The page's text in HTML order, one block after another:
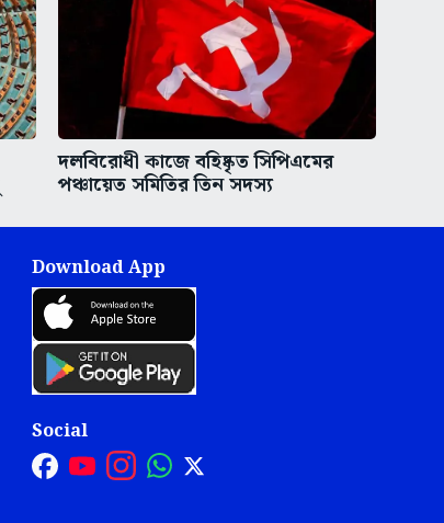
দলবিরোধী কাজে বহিষ্কৃত সিপিএমের
পঞ্চায়েত সমিতির তিন সদস্য
Download App
Social